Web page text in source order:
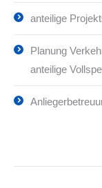
anteilige
Planung
anteilige